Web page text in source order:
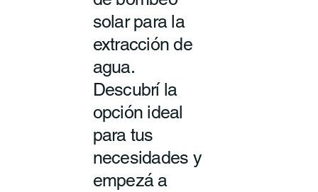
solar para la
extracción de
agua.
Descubrí la
opción ideal
para tus
necesidades y
empezá a